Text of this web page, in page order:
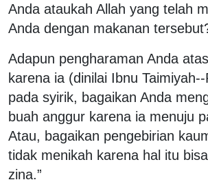
Anda ataukah Allah yang telah
Anda dengan makanan
Adapun pengharaman Anda
karena ia (dinilai Ibnu
pada syirik, bagaikan Anda
buah anggur karena ia menuju
Atau, bagaikan pengebirian
tidak menikah karena hal itu
zina.”